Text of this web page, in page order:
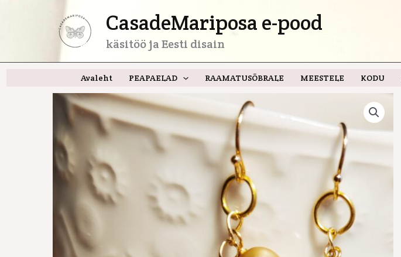
CasadeMariposa e-pood
käsitöö ja Eesti disain
Avaleht PEAPAELAD RAAMATUSÕBRALE MEESTELE KODU